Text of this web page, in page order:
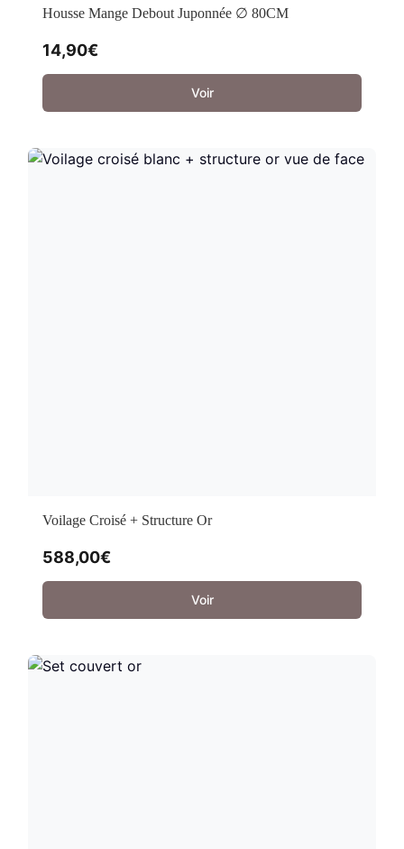
Housse Mange Debout Juponnée ∅ 80CM
14,90€
Voir
Voilage Croisé + Structure Or
588,00€
Voir